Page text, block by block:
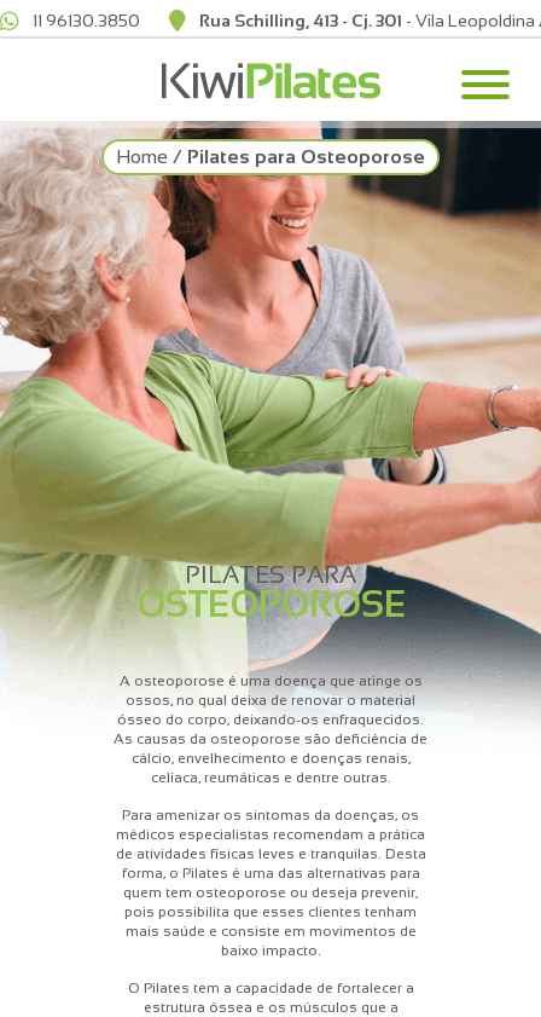
11 96130.3850 Rua Schilling, 413 - Cj. 301 - Vila Leopoldina
Home / Pilates para Osteoporose
PILATES PARA
OSTEOPOROSE
A osteoporose é uma doença que atinge os
ossos, no qual deixa de renovar o material
ósseo do corpo, deixando-os enfraquecidos.
As causas da osteoporose são deficiência de
cálcio, envelhecimento e doenças renais,
celíaca, reumáticas e dentre outras.
Para amenizar os sintomas da doenças, os
médicos especialistas recomendam a prática
de atividades físicas leves e tranquilas. Desta
forma, o Pilates é uma das alternativas para
quem tem osteoporose ou deseja prevenir,
pois possibilita que esses clientes tenham
mais saúde e consiste em movimentos de
baixo impacto.
O Pilates tem a capacidade de fortalecer a
estrutura óssea e os músculos que a